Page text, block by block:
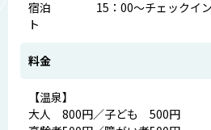
宿泊 15：00～チェックイン
ト
料金
【温泉】
大人 800円／子ども 500円